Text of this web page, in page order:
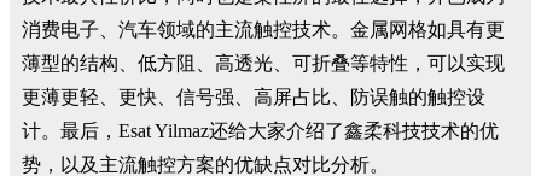
消费电子、汽车领域的主流触控技术。金属网格如具有更
薄型的结构、低方阻、高透光、可折叠等特性，可以实现
更薄更轻、更快、信号强、高屏占比、防误触的触控设
计。最后，Esat Yilmaz还给大家介绍了鑫柔科技技术的优
势，以及主流触控方案的优缺点对比分析。